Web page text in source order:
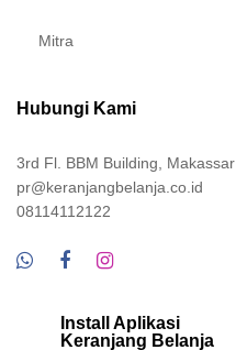
Mitra
Hubungi Kami
3rd Fl. BBM Building, Makassar
pr@keranjangbelanja.co.id
08114112122
Install Aplikasi
Keranjang Belanja